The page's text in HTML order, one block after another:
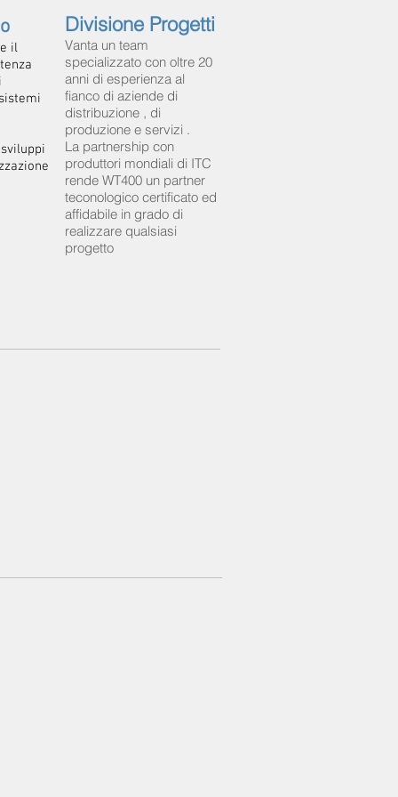
il
Divisione Progetti
Vanta un team
specializzato con oltre 20
anni di esperienza al
fianco di aziende di
distribuzione , di
produzione e servizi .
La partnership con
produttori mondiali di ITC
rende WT400 un partner
teconologico certificato ed
affidabile in grado di
realizzare qualsiasi
progetto